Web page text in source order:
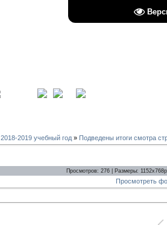
2018-2019 учебный год » Подведены итоги смотра
Просмотров: 276 | Размеры:
Просмотреть